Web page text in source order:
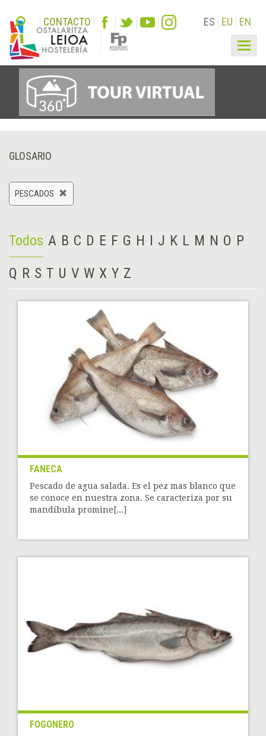
CONTACTO ES EU EN
GLOSARIO
PESCADOS
Todos A B C D E F G H I J K L M N O P
Q R S T U V W X Y Z
FANECA
Pescado de agua salada. Es el pez mas blanco que
se conoce en nuestra zona. Se caracteriza por su
mandíbula promine[...]
FOGONERO